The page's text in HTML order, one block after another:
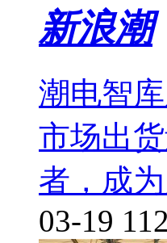
新浪潮
潮电智
市场出
者，成
03-19